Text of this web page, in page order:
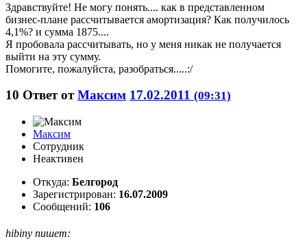
Здравствуйте! Не могу понять.... как в представленном
бизнес-плане рассчитывается амортизация? Как получилось
4,1%? и сумма 1875....
Я пробовала рассчитывать, но у меня никак не получается
выйти на эту сумму.
Помогите, пожалуйста, разобраться.....:/
10 Ответ отМаксим 17.02.2011 (09:31)
Максим
Сотрудник
Неактивен
Откуда: Белгород
Зарегистрирован: 16.07.2009
Сообщений: 106
hibiny пишет: